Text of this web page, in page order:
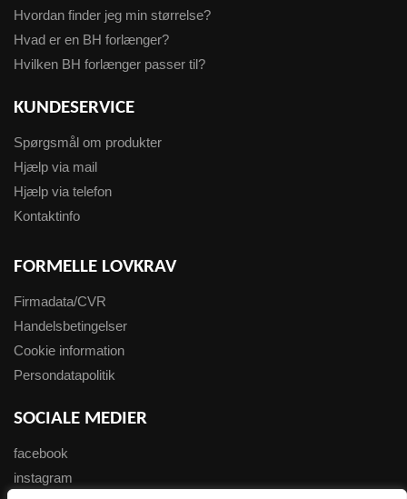
Hvordan finder jeg min størrelse?
Hvad er en BH forlænger?
Hvilken BH forlænger passer til?
KUNDESERVICE
Spørgsmål om produkter
Hjælp via mail
Hjælp via telefon
Kontaktinfo
FORMELLE LOVKRAV
Firmadata/CVR
Handelsbetingelser
Cookie information
Persondatapolitik
SOCIALE MEDIER
facebook
instagram